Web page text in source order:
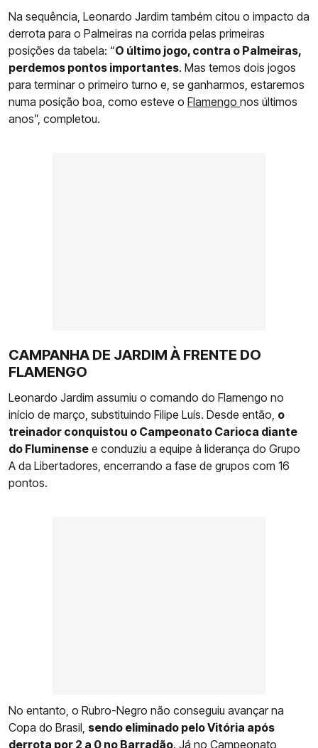
Na sequência, Leonardo Jardim também citou o impacto da
derrota para o Palmeiras na corrida pelas primeiras
posições da tabela: “O último jogo, contra o Palmeiras,
perdemos pontos importantes. Mas temos dois jogos
para terminar o primeiro turno e, se ganharmos, estaremos
numa posição boa, como esteve o Flamengo nos últimos
anos”, completou.
CAMPANHA DE JARDIM À FRENTE DO
FLAMENGO
Leonardo Jardim assumiu o comando do Flamengo no
início de março, substituindo Filipe Luís. Desde então, o
treinador conquistou o Campeonato Carioca diante
do Fluminense e conduziu a equipe à liderança do Grupo
A da Libertadores, encerrando a fase de grupos com 16
pontos.
No entanto, o Rubro-Negro não conseguiu avançar na
Copa do Brasil, sendo eliminado pelo Vitória após
derrota por 2 a 0 no Barradão. Já no Campeonato